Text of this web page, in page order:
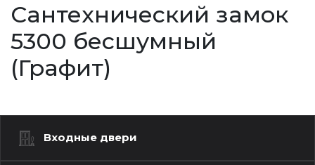
Сантехнический замок
5300 бесшумный
(Графит)
Входные двери